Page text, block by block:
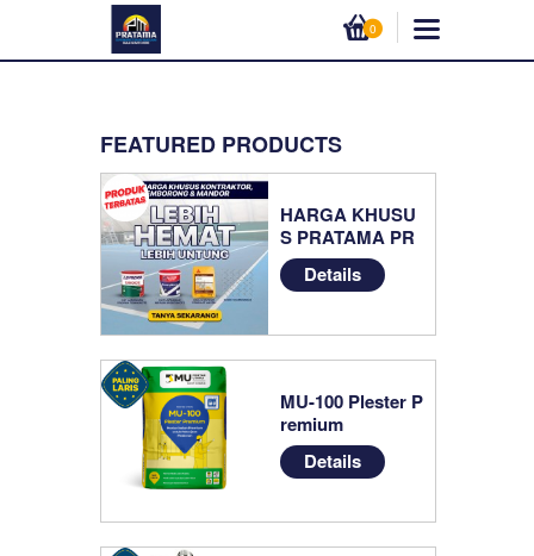
0
FEATURED PRODUCTS
HARGA KHUSU
S PRATAMA PR
OJECT
Details
MU-100 Plester P
remium
Details